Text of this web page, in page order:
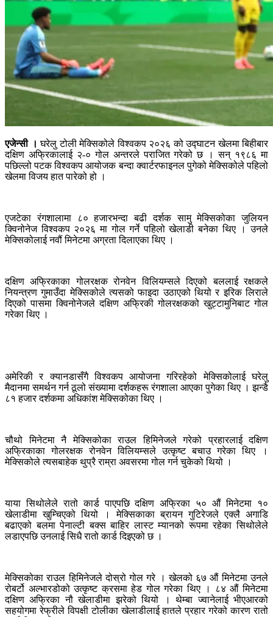
एजेन्सी । घरेलु टोली मेक्सिकोले विश्वकप २०२६ को उद्घाटन खेलमा बिहीबार
दक्षिण अफ्रिकालाई २-० गोल अन्तरले पराजित गरेको छ । सन् १९८६ मा
पछिल्लो पटक विश्वकप आयोजक बन्दा क्वार्टरफाइनल पुगेको मेक्सिकोले पहिलो
खेलमा विजय हात पारेको हो ।
एजटेका रंगशालामा ८० हजारभन्दा बढी दर्शक सामु मेक्सिकोका जुलियन
क्विनोनेज विश्वकप २०२६ मा गोल गर्ने पहिलो खेलाडी बनेका थिए । उनले
मेक्सिकोलाई नवौं मिनेटमा अग्रता दिलाएका थिए ।
दक्षिण अफ्रिकाका गोलरक्षक रोनवेन विलियम्सले दिएको बललाई रक्षकले
नियन्त्रण गुमाउँदा मेक्सिकोले त्यसको फाइदा उठाएको थियो र इरिक लिराले
दिएको पासमा क्विनोनेजले दक्षिण अफ्रिकी गोलरक्षकको खुट्टामुनिबाट गोल
गरेका थिए ।
अमेरिकी र क्यानडासँगै विश्वकप आयोजना गरिरहेको मेक्सिकोलाई घरेलु
मैदानमा समर्थन गर्न ठूलो संख्यामा दर्शकहरू रंगशाला आएका पुगेका थिए । झन्डै
८१ हजार दर्शकमा अधिकांश मेक्सिकोका थिए ।
चौथो मिनेटमा नै मेक्सिकोका राउल हिमिनेजले गरेको प्रहारलाई दक्षिण
अफ्रिकाका गोलरक्षक रोनवेन विलियम्सले उत्कृष्ट बचाउ गरेका थिए ।
मेक्सिकोले त्यसबाहेक थुप्रै राम्रा अवसरमा गोल गर्न चुकेको थियो ।
याया सिथोलेले रातो कार्ड पाएपछि दक्षिण अफ्रिका ५० औं मिनेटमा १०
खेलाडीमा खुम्चिएको थियो । मेक्सिकाका ब्रायन गुटिरेजले एक्लै अगाडि
बढाएको बलमा पेनाल्टी बक्स बाहिर लास्ट म्यानको रूपमा रहेका सिथोलेले
लडाएपछि उनलाई सिधै रातो कार्ड दिइएको छ ।
मेक्सिकोका राउल हिमिनेजले दोस्रो गोल गरे । खेलको ६७ औं मिनेटमा उनले
रोबर्टो अल्भारडोको उत्कृष्ट क्रसमा हेड गोल गरेका थिए । ८४ औं मिनेटमा
दक्षिण अफ्रिका नौ खेलाडीमा झरेको थियो । थेम्बा ज्वानेलाई भीएआरको
सहयोगमा रेफ्रीले विपक्षी टोलीका खेलाडीलाई हातले प्रहार गरेको कारण रातो